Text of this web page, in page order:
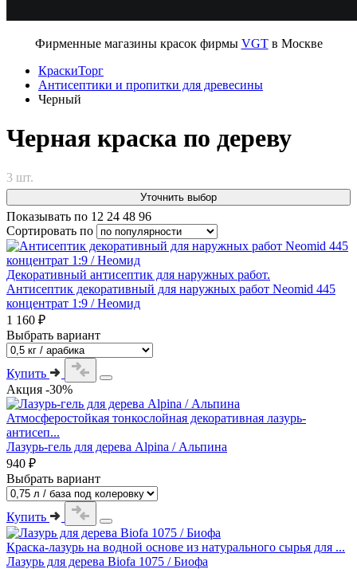
Фирменные магазины красок фирмы VGTв Москве
КраскиТорг
Антисептики и пропитки для древесины
Черный
Черная краска по дереву
3 шт.
Уточнить выбор
Показывать по 12 24 48 96
Сортировать по
Декоративный антисептик для наружных работ.
Антисептик декоративный для наружных работ Neomid 445
концентрат 1:9 / Неомид
1 160 ₽
Выбрать вариант
Купить
Акция -30%
Атмосферостойкая тонкослойная декоративная лазурь-
антисеп...
Лазурь-гель для дерева Alpina / Альпина
940 ₽
Выбрать вариант
Купить
Краска-лазурь на водной основе из натурального сырья для ...
Лазурь для дерева Biofa 1075 / Биофа